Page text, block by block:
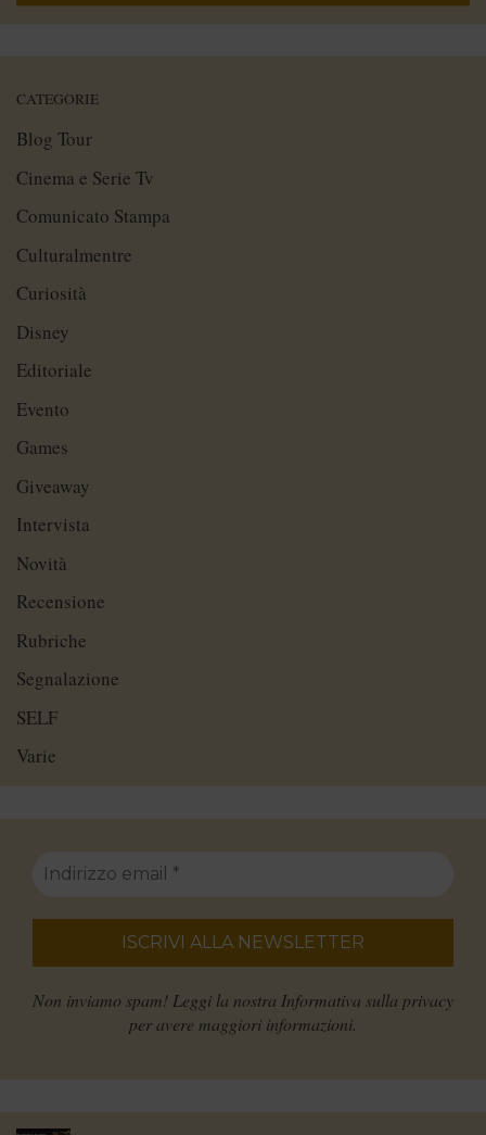
CATEGORIE
Blog Tour
Cinema e Serie Tv
Comunicato Stampa
Culturalmentre
Curiosità
Disney
Editoriale
Evento
Games
Giveaway
Intervista
Novità
Recensione
Rubriche
Segnalazione
SELF
Varie
Non inviamo spam! Leggi la nostra Informativa sulla privacy
per avere maggiori informazioni.